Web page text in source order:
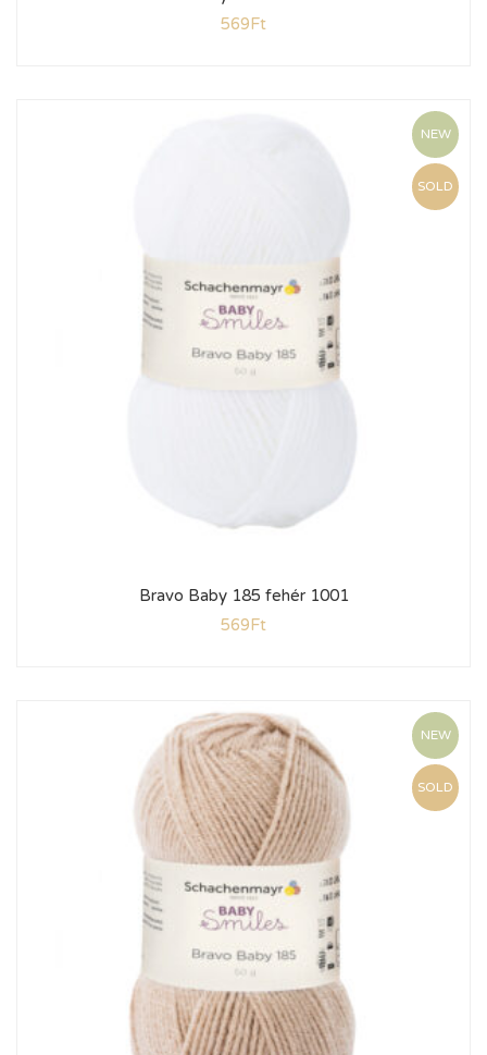
569Ft
NEW
SOLD
Bravo Baby 185 fehér 1001
569Ft
NEW
SOLD